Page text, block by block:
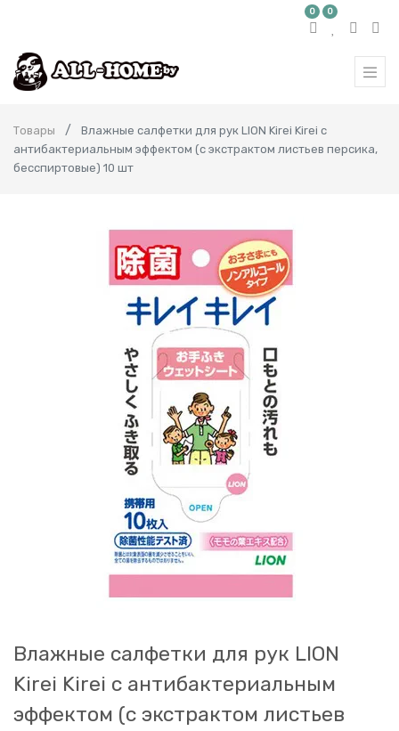
0 0
Товары
Влажные салфетки для рук LION Kirei Kirei с
антибактериальным эффектом (с экстрактом листьев персика,
беcспиртовые) 10 шт
Влажные салфетки для рук LION
Kirei Kirei с антибактериальным
эффектом (с экстрактом листьев